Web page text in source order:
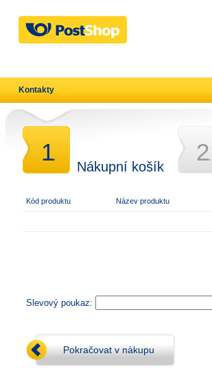
1.
Nákupní košík
2.
Kód produktu Název produktu
Slevový poukaz:
Pokračovat v nákupu
Kontakty